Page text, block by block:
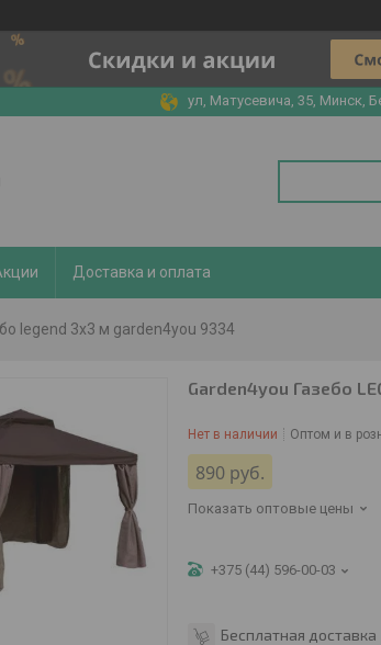
ул, Матусевича, 35, Минск,
Доставка и оплата
legend 3x3 м garden4you 9334
Garden4you Газебо
Нет в наличии Оптом и в
890 руб.
Показать оптовые цены
+375 (44) 596-00-03
Бесплатная доставка